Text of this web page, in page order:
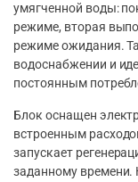
умягченной воды:
режиме, вторая
режиме ожидания.
водоснабжении и
постоянным
Блок оснащен
встроенным
запускает
заданному времени.